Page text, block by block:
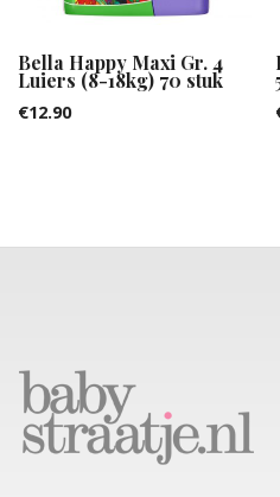
Bella Happy Maxi Gr. 4
Luiers (8-18kg) 70 stuk
€12.90